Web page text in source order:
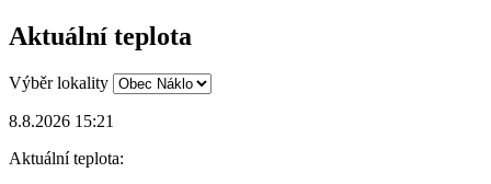
Aktuální teplota
Výběr lokality
8.8.2026 15:21
Aktuální teplota: